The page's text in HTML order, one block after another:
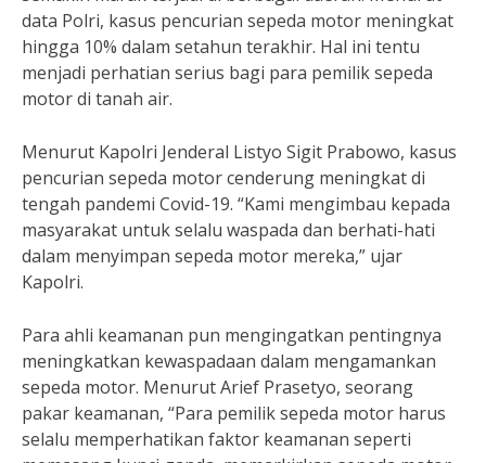
data Polri, kasus pencurian sepeda motor meningkat
hingga 10% dalam setahun terakhir. Hal ini tentu
menjadi perhatian serius bagi para pemilik sepeda
motor di tanah air.
Menurut Kapolri Jenderal Listyo Sigit Prabowo, kasus
pencurian sepeda motor cenderung meningkat di
tengah pandemi Covid-19. “Kami mengimbau kepada
masyarakat untuk selalu waspada dan berhati-hati
dalam menyimpan sepeda motor mereka,” ujar
Kapolri.
Para ahli keamanan pun mengingatkan pentingnya
meningkatkan kewaspadaan dalam mengamankan
sepeda motor. Menurut Arief Prasetyo, seorang
pakar keamanan, “Para pemilik sepeda motor harus
selalu memperhatikan faktor keamanan seperti